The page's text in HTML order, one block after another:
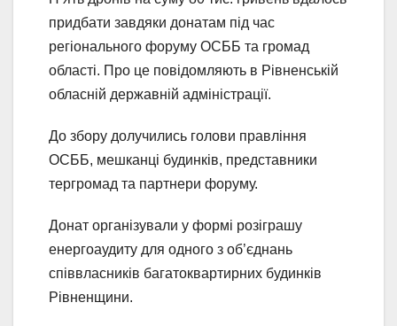
придбати завдяки донатам під час
регіонального форуму ОСББ та громад
області. Про це повідомляють в Рівненській
обласній державній адміністрації.
До збору долучились голови правління
ОСББ, мешканці будинків, представники
тергромад та партнери форуму.
Донат організували у формі розіграшу
енергоаудиту для одного з об’єднань
співвласників багатоквартирних будинків
Рівненщини.